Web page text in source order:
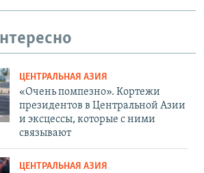
ЦЕНТРАЛЬНАЯ АЗИЯ
«Очень помпезно». Кортежи
президентов в Центральной Азии
и эксцессы, которые с ними
связывают
ЦЕНТРАЛЬНАЯ АЗИЯ